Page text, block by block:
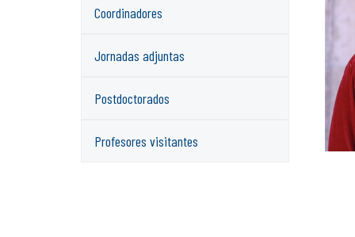
Coordinadores
Jornadas adjuntas
Postdoctorados
Profesores visitantes